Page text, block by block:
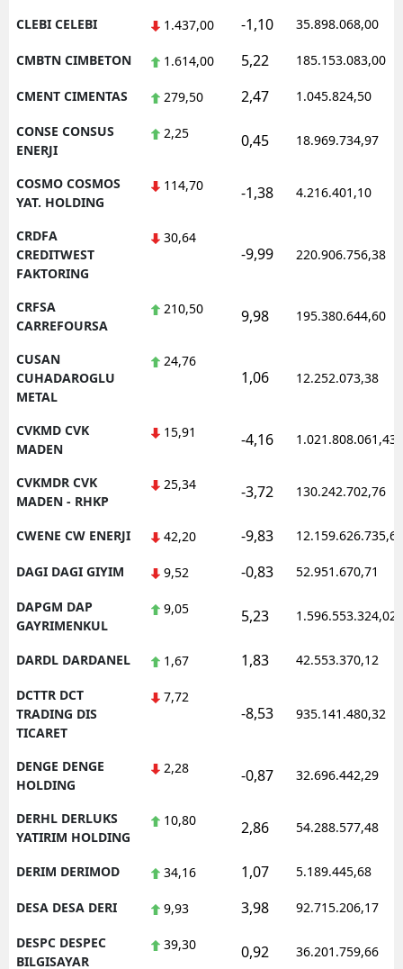
CLEBI CELEBI 1.437,00 -1,10 35.898.068,00
CMBTN CIMBETON 1.614,00 5,22 185.153.083,00
CMENT CIMENTAS 279,50 2,47 1.045.824,50
CONSE CONSUS
ENERJI
2,25 0,45 18.969.734,97
COSMO COSMOS
YAT. HOLDING
114,70 -1,38 4.216.401,10
CRDFA
CREDITWEST
FAKTORING
30,64
-9,99 220.906.756,38
CRFSA
CARREFOURSA
210,50 9,98 195.380.644,60
CUSAN
CUHADAROGLU
METAL
24,76
1,06 12.252.073,38
CVKMD CVK
MADEN
15,91 -4,16 1.021.808.061,43
CVKMDR CVK
MADEN - RHKP
25,34 -3,72 130.242.702,76
CWENE CW ENERJI 42,20 -9,83 12.159.626.735,62
DAGI DAGI GIYIM 9,52 -0,83 52.951.670,71
DAPGM DAP
GAYRIMENKUL
9,05 5,23 1.596.553.324,02
DARDL DARDANEL 1,67 1,83 42.553.370,12
DCTTR DCT
TRADING DIS
TICARET
7,72
-8,53 935.141.480,32
DENGE DENGE
HOLDING
2,28 -0,87 32.696.442,29
DERHL DERLUKS
YATIRIM HOLDING
10,80 2,86 54.288.577,48
DERIM DERIMOD 34,16 1,07 5.189.445,68
DESA DESA DERI 9,93 3,98 92.715.206,17
DESPC DESPEC
BILGISAYAR
39,30 0,92 36.201.759,66